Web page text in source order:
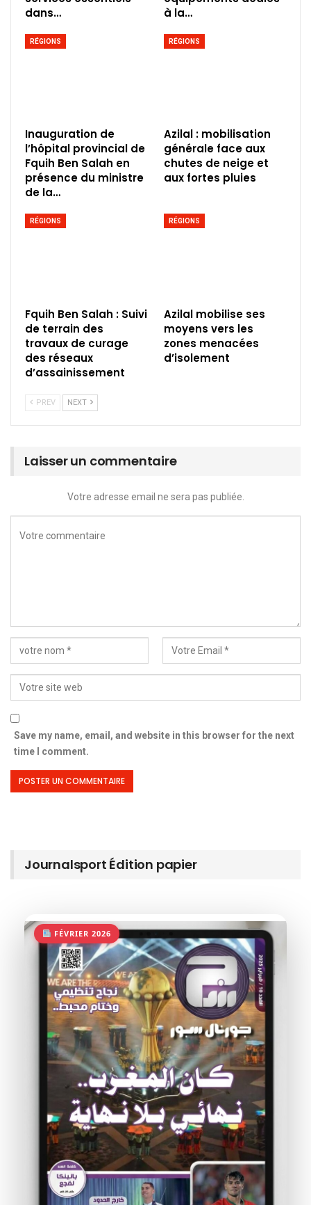
dans…
à la…
RÉGIONS
Inauguration de
l’hôpital provincial de
Fquih Ben Salah en
présence du ministre
de la…
RÉGIONS
Azilal : mobilisation
générale face aux
chutes de neige et
aux fortes pluies
RÉGIONS
Fquih Ben Salah : Suivi
de terrain des
travaux de curage
des réseaux
d’assainissement
RÉGIONS
Azilal mobilise ses
moyens vers les
zones menacées
d’isolement
PREV NEXT
Laisser un commentaire
Votre adresse email ne sera pas publiée.
Save my name, email, and website in this browser for the next
time I comment.
Journalsport Édition papier
FÉVRIER 2026